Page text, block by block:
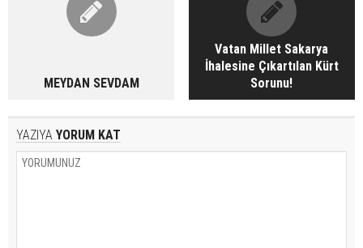
MEYDAN SEVDAM
Vatan Millet Sakarya
İhalesine Çıkartılan Kürt
Sorunu!
YAZIYA YORUM KAT